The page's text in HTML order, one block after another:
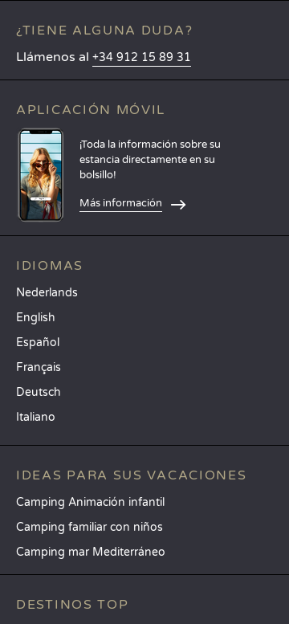
¿TIENE ALGUNA DUDA?
Llámenos al +34 912 15 89 31
APLICACIÓN MÓVIL
¡Toda la información sobre su
estancia directamente en su
bolsillo!
Más información
IDIOMAS
Nederlands
English
Español
Français
Deutsch
Italiano
IDEAS PARA SUS VACACIONES
Camping Animación infantil
Camping familiar con niños
Camping mar Mediterráneo
DESTINOS TOP